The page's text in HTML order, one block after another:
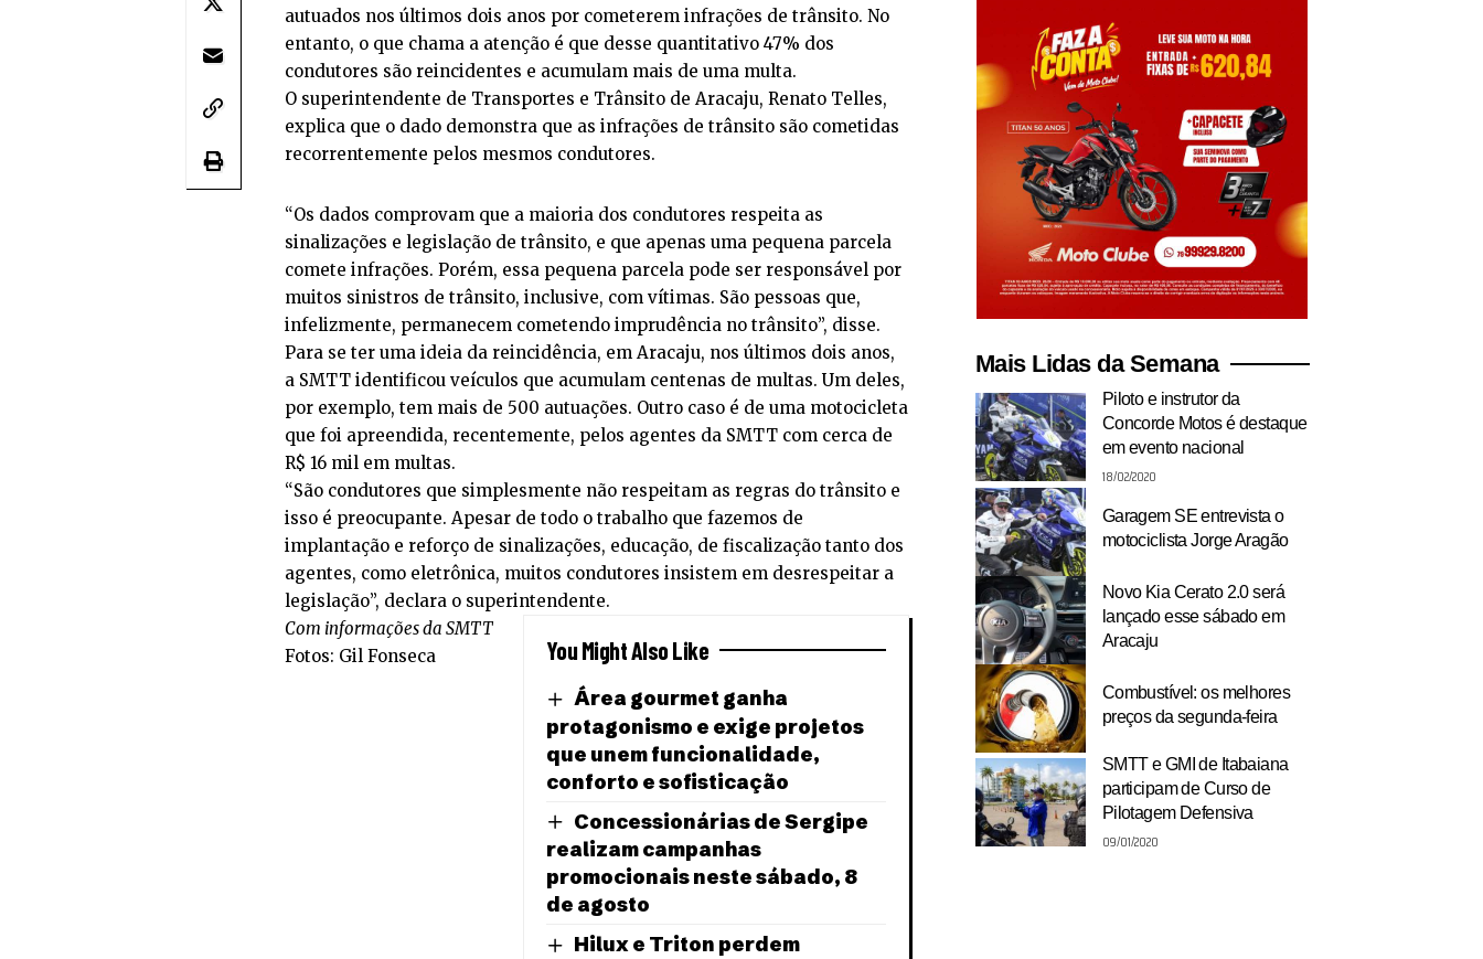
autuados nos últimos dois anos por cometerem infrações de trânsito. No
entanto, o que chama a atenção é que desse quantitativo 47% dos
condutores são reincidentes e acumulam mais de uma multa.
O superintendente de Transportes e Trânsito de Aracaju, Renato Telles,
explica que o dado demonstra que as infrações de trânsito são cometidas
recorrentemente pelos mesmos condutores.
“Os dados comprovam que a maioria dos condutores respeita as
sinalizações e legislação de trânsito, e que apenas uma pequena parcela
comete infrações. Porém, essa pequena parcela pode ser responsável por
muitos sinistros de trânsito, inclusive, com vítimas. São pessoas que,
infelizmente, permanecem cometendo imprudência no trânsito”, disse.
Para se ter uma ideia da reincidência, em Aracaju, nos últimos dois anos,
a SMTT identificou veículos que acumulam centenas de multas. Um deles,
por exemplo, tem mais de 500 autuações. Outro caso é de uma motocicleta
que foi apreendida, recentemente, pelos agentes da SMTT com cerca de
R$ 16 mil em multas.
“São condutores que simplesmente não respeitam as regras do trânsito e
isso é preocupante. Apesar de todo o trabalho que fazemos de
implantação e reforço de sinalizações, educação, de fiscalização tanto dos
agentes, como eletrônica, muitos condutores insistem em desrespeitar a
legislação”, declara o superintendente.
You Might Also Like
Área gourmet ganha
protagonismo e exige projetos
que unem funcionalidade,
conforto e sofisticação
Concessionárias de Sergipe
realizam campanhas
promocionais neste sábado, 8
de agosto
Hilux e Triton perdem
Com informações da SMTT
Fotos: Gil Fonseca
Mais Lidas da Semana
Piloto e instrutor da
Concorde Motos é destaque
em evento nacional
18/02/2020
Garagem SE entrevista o
motociclista Jorge Aragão
Novo Kia Cerato 2.0 será
lançado esse sábado em
Aracaju
Combustível: os melhores
preços da segunda-feira
SMTT e GMI de Itabaiana
participam de Curso de
Pilotagem Defensiva
09/01/2020